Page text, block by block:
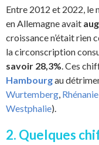
Entre 2012 et 2022, le
en Allemagne avait
croissance n’était rien
la circonscription
savoir 28,3%. Ces
Hambourgau
Wurtemberg,
Westphalie).
2. Quelques